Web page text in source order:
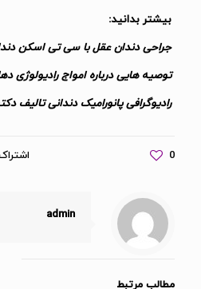
بیشتر بدانید:
جراحی دندان عقل با سی تی اسکن
توصیه هایی درباره امواج
رادیوگرافی پانورامیک دندانی تالیف
0
admin
مطالب مرتبط